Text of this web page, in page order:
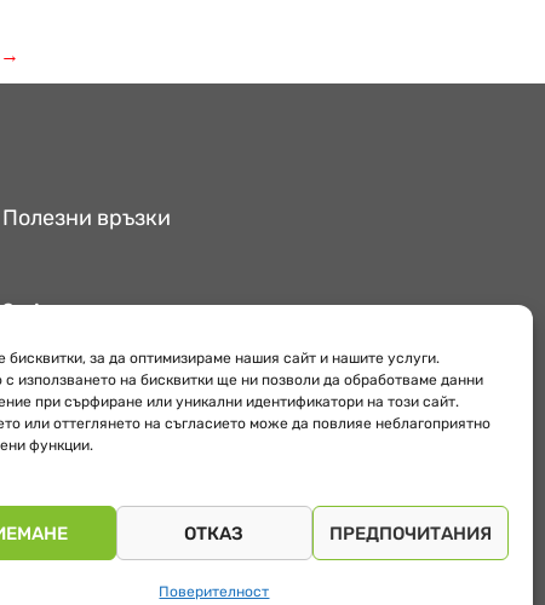
бисквитки, за да оптимизираме нашия сайт и нашите услуги.
с използването на бисквитки ще ни позволи да обработваме данни
при сърфиране или уникални идентификатори на този сайт.
или оттеглянето на съгласието може да повлияе неблагоприятно
функции.
ОТКАЗ ПРЕДПОЧИТАНИЯ
Поверителност
→
Полезни връзки
За Аредо
Обекти